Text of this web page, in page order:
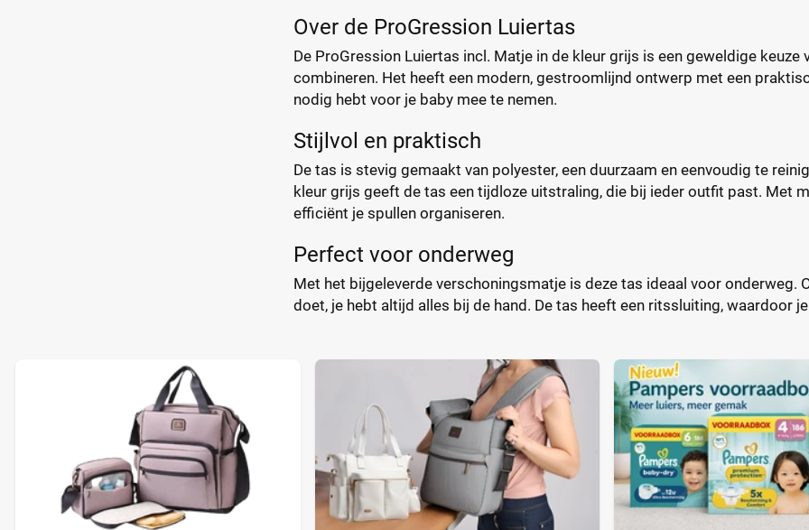
Over de ProGression Luiertas
De ProGression Luiertas incl. Matje in de kleur grijs is een geweldige
combineren. Het heeft een modern, gestroomlijnd ontwerp met een
nodig hebt voor je baby mee te nemen.
Stijlvol en praktisch
De tas is stevig gemaakt van polyester, een duurzaam en eenvoudig te
kleur grijs geeft de tas een tijdloze uitstraling, die bij ieder outfit past. Met
efficiënt je spullen organiseren.
Perfect voor onderweg
Met het bijgeleverde verschoningsmatje is deze tas ideaal voor onderweg.
doet, je hebt altijd alles bij de hand. De tas heeft een ritssluiting, waardoor